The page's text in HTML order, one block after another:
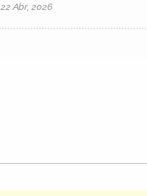
22 Abr, 2026